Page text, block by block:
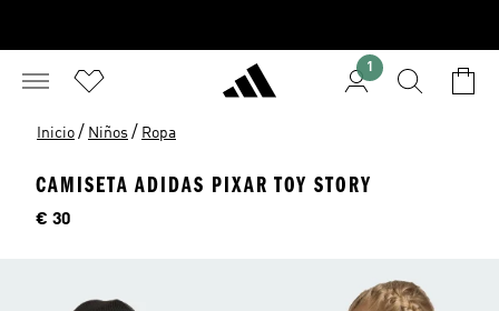
1
Inicio / Niños / Ropa
CAMISETA ADIDAS PIXAR TOY STORY
Precio
€ 30